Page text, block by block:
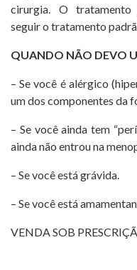
cirurgia. O tratamento
seguir o tratamento
QUANDO NÃO DEVO
– Se você é alérgico
um dos componentes da
– Se você ainda tem
ainda não entrou na
– Se você está grávida.
– Se você está
VENDA SOB